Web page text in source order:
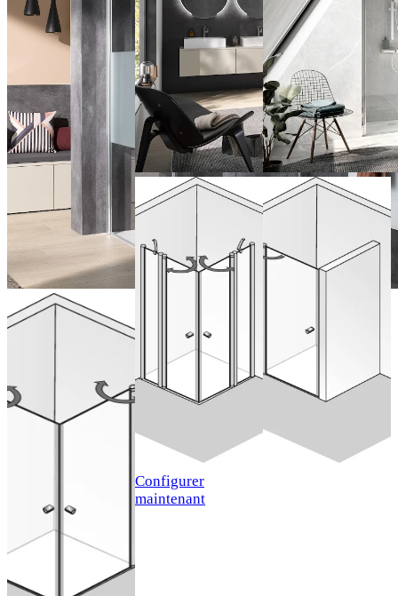
Portes
(avec
profilés
éléments
Portes
pivotantes
(avec
battants) en
accès
d'angle, 4
éléments
Configurer
maintenant
Porte
pivotante en
niche
Configurer
maintenant